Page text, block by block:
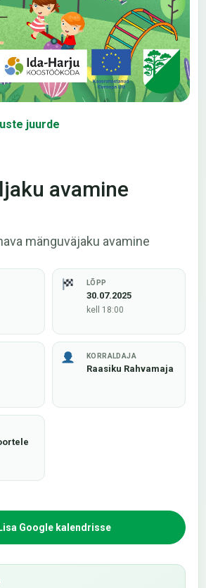
juurde
avamine
mänguväjaku avamine
LÕPP
30.07.2025
kell 18:00
KORRALDAJA
Raasiku Rahvamaja
Lisa Google kalendrisse